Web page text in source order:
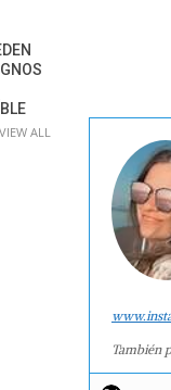
También
VIEW ALL